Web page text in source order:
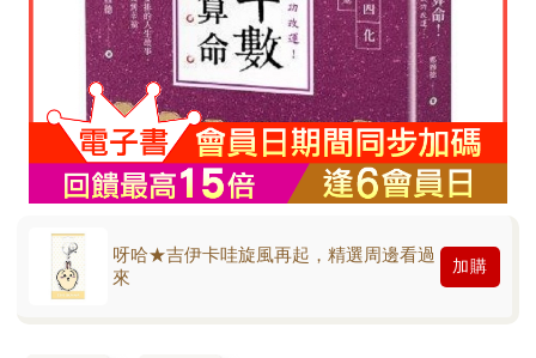
呀哈★吉伊卡哇旋風再起，精選周邊看過
來
加購